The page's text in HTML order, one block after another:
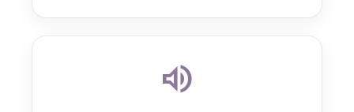
volume_up